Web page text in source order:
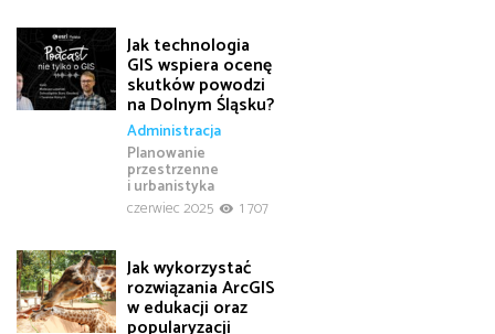
Jak technologia
GIS wspiera ocenę
skutków powodzi
na Dolnym Śląsku?
Administracja
Planowanie
przestrzenne
i urbanistyka
czerwiec 2025
1 707
Jak wykorzystać
rozwiązania ArcGIS
w edukacji oraz
popularyzacji